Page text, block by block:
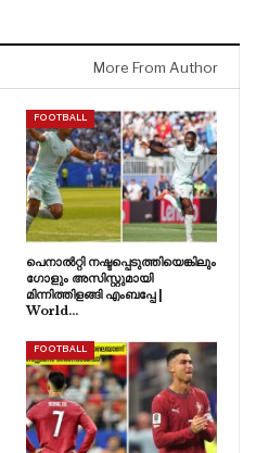
More From Author
FOOTBALL
പെനാൽറ്റി നഷ്ടപ്പെടുത്തിയെങ്കിലും
ഗോളും അസിസ്റ്റുമായി
മിന്നിത്തിളങ്ങി എംബപ്പേ |
World…
FOOTBALL